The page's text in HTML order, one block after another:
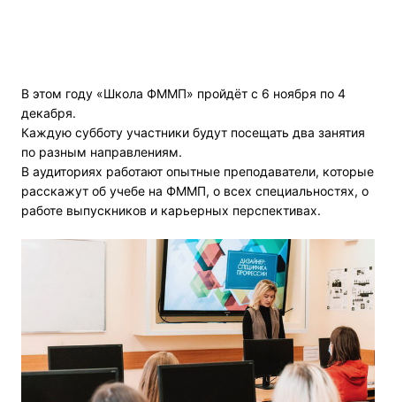
В этом году «Школа ФММП» пройдёт с 6 ноября по 4
декабря.
Каждую субботу участники будут посещать два занятия
по разным направлениям.
В аудиториях работают опытные преподаватели, которые
расскажут об учебе на ФММП, о всех специальностях, о
работе выпускников и карьерных перспективах.